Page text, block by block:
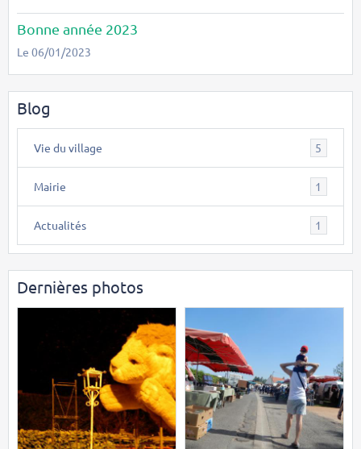
Bonne année 2023
Le 06/01/2023
Blog
Vie du village 5
Mairie 1
Actualités 1
Dernières photos